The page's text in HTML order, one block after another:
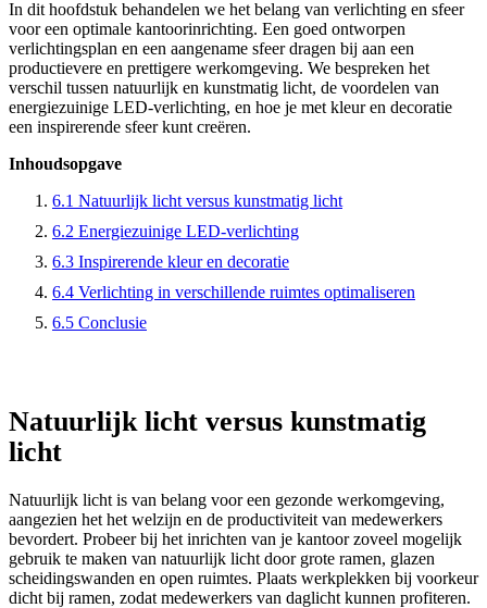
In dit hoofdstuk behandelen we het belang van verlichting en sfeer
voor een optimale kantoorinrichting. Een goed ontworpen
verlichtingsplan en een aangename sfeer dragen bij aan een
productievere en prettigere werkomgeving. We bespreken het
verschil tussen natuurlijk en kunstmatig licht, de voordelen van
energiezuinige LED-verlichting, en hoe je met kleur en decoratie
een inspirerende sfeer kunt creëren.
Inhoudsopgave
6.1 Natuurlijk licht versus kunstmatig licht
6.2 Energiezuinige LED-verlichting
6.3 Inspirerende kleur en decoratie
6.4 Verlichting in verschillende ruimtes optimaliseren
6.5 Conclusie
Natuurlijk licht versus kunstmatig
licht
Natuurlijk licht is van belang voor een gezonde werkomgeving,
aangezien het het welzijn en de productiviteit van medewerkers
bevordert. Probeer bij het inrichten van je kantoor zoveel mogelijk
gebruik te maken van natuurlijk licht door grote ramen, glazen
scheidingswanden en open ruimtes. Plaats werkplekken bij voorkeur
dicht bij ramen, zodat medewerkers van daglicht kunnen profiteren.